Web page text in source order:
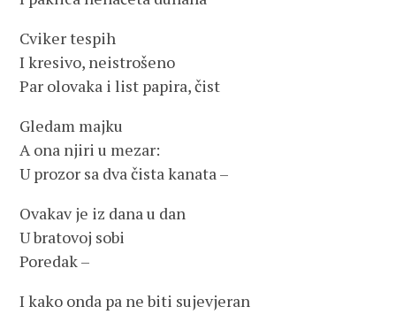
Cviker tespih
I kresivo, neistrošeno
Par olovaka i list papira, čist
Gledam majku
A ona njiri u mezar:
U prozor sa dva čista kanata –
Ovakav je iz dana u dan
U bratovoj sobi
Poredak –
I kako onda pa ne biti sujevjeran